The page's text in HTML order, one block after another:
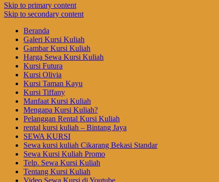
Skip to primary content
Skip to secondary content
Beranda
Galeri Kursi Kuliah
Gambar Kursi Kuliah
Harga Sewa Kursi Kuliah
Kursi Futura
Kursi Olivia
Kursi Taman Kayu
Kursi Tiffany
Manfaat Kursi Kuliah
Mengapa Kursi Kuliah?
Pelanggan Rental Kursi Kuliah
rental kursi kuliah – Bintang Jaya
SEWA KURSI
Sewa kursi kuliah Cikarang Bekasi Standar
Sewa Kursi Kuliah Promo
Telp. Sewa Kursi Kuliah
Tentang Kursi Kuliah